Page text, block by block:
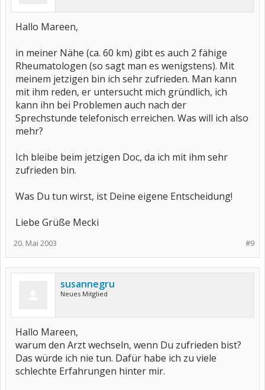
Hallo Mareen,
in meiner Nähe (ca. 60 km) gibt es auch 2 fähige
Rheumatologen (so sagt man es wenigstens). Mit
meinem jetzigen bin ich sehr zufrieden. Man kann
mit ihm reden, er untersucht mich gründlich, ich
kann ihn bei Problemen auch nach der
Sprechstunde telefonisch erreichen. Was will ich also
mehr?
Ich bleibe beim jetzigen Doc, da ich mit ihm sehr
zufrieden bin.
Was Du tun wirst, ist Deine eigene Entscheidung!
Liebe Grüße Mecki
#9
20. Mai 2003
susannegru
Neues Mitglied
Hallo Mareen,
warum den Arzt wechseln, wenn Du zufrieden bist?
Das würde ich nie tun. Dafür habe ich zu viele
schlechte Erfahrungen hinter mir.